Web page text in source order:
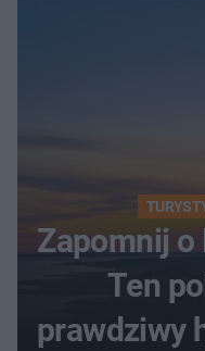
Zapomnij o
Ten
prawdziwy